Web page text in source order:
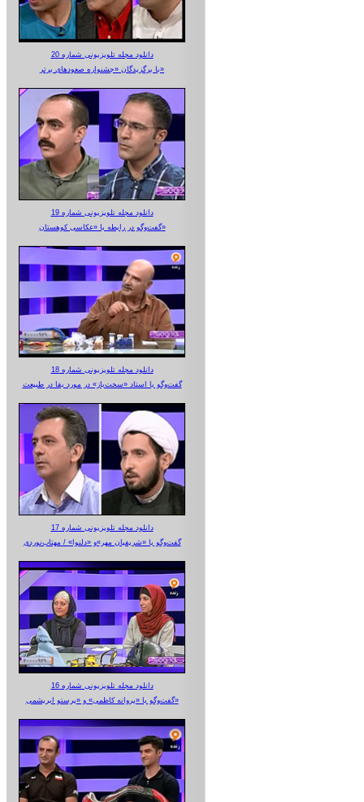
دانلود مجله تلویزیونی شماره 20
با برگزیدگان «جشنواره صعودهای برتر»
دانلود مجله تلویزیونی شماره 19
گفت‌وگو در رابطه با «عکاسی کوهستان»
دانلود مجله تلویزیونی شماره 18
گفت‌وگو با استاد «سخت‌باز» در مورد بقا در طبیعت
دانلود مجله تلویزیونی شماره 17
گفت‌وگو با «شریفیان مهر»‌و «دلنوا» / مهتاب‌نوردی
دانلود مجله تلویزیونی شماره 16
گفت‌وگو با «پروانه کاظمی» و «پرستو‌ ابریشمی»